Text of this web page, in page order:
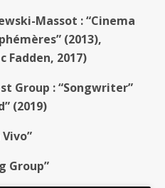
Massot : “Cinema
(2013),
Fadden, 2017)
Group : “Songwriter”
(2019)
Group”